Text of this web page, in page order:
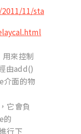
11/sta
來控制
由add()
介面的物
它會負
的
行下